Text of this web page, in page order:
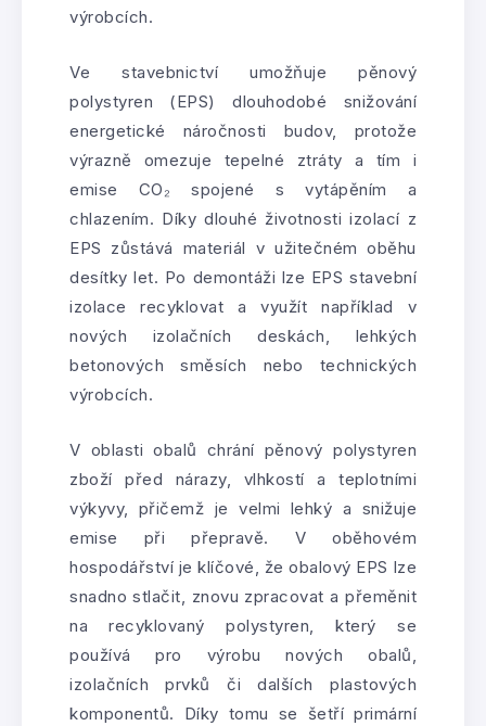
výrobcích.
Ve stavebnictví umožňuje pěnový
polystyren (EPS) dlouhodobé snižování
energetické náročnosti budov, protože
výrazně omezuje tepelné ztráty a tím i
emise CO₂ spojené s vytápěním a
chlazením. Díky dlouhé životnosti izolací z
EPS zůstává materiál v užitečném oběhu
desítky let. Po demontáži lze EPS stavební
izolace recyklovat a využít například v
nových izolačních deskách, lehkých
betonových směsích nebo technických
výrobcích.
V oblasti obalů chrání pěnový polystyren
zboží před nárazy, vlhkostí a teplotními
výkyvy, přičemž je velmi lehký a snižuje
emise při přepravě. V oběhovém
hospodářství je klíčové, že obalový EPS lze
snadno stlačit, znovu zpracovat a přeměnit
na recyklovaný polystyren, který se
používá pro výrobu nových obalů,
izolačních prvků či dalších plastových
komponentů. Díky tomu se šetří primární